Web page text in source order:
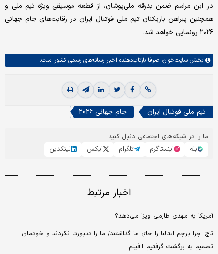
در این مراسم ضمن بدرقه ملی‌پوشان، از قطعه موسیقی ویژه تیم ملی و
همچنین پیراهن بازیکنان تیم ملی فوتبال ایران در رقابت‌های جام جهانی
۲۰۲۶ رونمایی خواهد شد.
بخش سایت‌خوان، صرفا بازتاب‌دهنده اخبار رسانه‌های رسمی کشور است.
تیم ملی فوتبال ایران جام جهانی 2026
ما را در شبکه‌های اجتماعی دنبال کنید
بله
اینستاگرم تلگرام ایکس لینکدین
اخبار مرتبط
آمریکا به مهدی طارمی ویزا می‌دهد؟
تاج: چرا پرچم ایتالیا را جای ما گذاشتند/ ما را دیپورت نکردند و خودمان
تصمیم به برگشت گرفتیم +فیلم